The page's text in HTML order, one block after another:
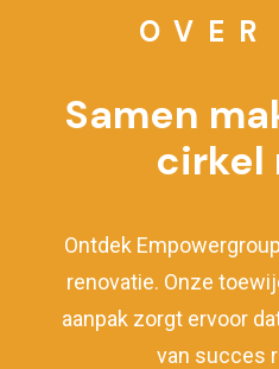
OVER
Samen
cirkel
Ontdek
renovatie. Onze
aanpak zorgt ervoor
van succes